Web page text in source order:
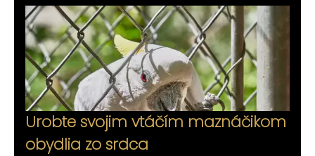
Urobte svojim vtáčím maznáčikom
obydlia zo srdca